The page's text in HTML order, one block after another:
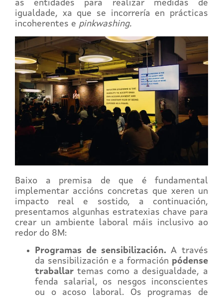
as entidades para realizar medidas de
igualdade, xa que se incorrería en prácticas
incoherentes e pinkwashing.
Baixo a premisa de que é fundamental
implementar accións concretas que xeren un
impacto real e sostido, a continuación,
presentamos algunhas estratexias chave para
crear un ambiente laboral máis inclusivo ao
redor do 8M:
Programas de sensibilización. A través
da sensibilización e a formación pódense
traballar temas como a desigualdade, a
fenda salarial, os nesgos inconscientes
ou o acoso laboral. Os programas de